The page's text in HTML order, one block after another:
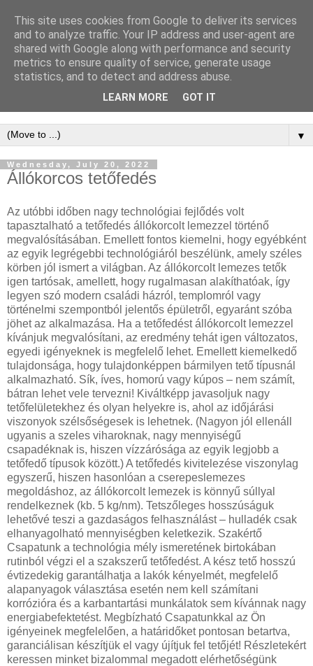
WordPress
Keresőoptimalizálás -
WordPress SEO
▼
Wednesday, July 20, 2022
Állókorcos tetőfedés
Az utóbbi időben nagy technológiai fejlődés volt
tapasztalható a tetőfedés állókorcolt lemezzel történő
megvalósításában. Emellett fontos kiemelni, hogy egyébként
az egyik legrégebbi technológiáról beszélünk, amely széles
körben jól ismert a világban. Az állókorcolt lemezes tetők
igen tartósak, amellett, hogy rugalmasan alakíthatóak, így
legyen szó modern családi házról, templomról vagy
történelmi szempontból jelentős épületről, egyaránt szóba
jöhet az alkalmazása. Ha a tetőfedést állókorcolt lemezzel
kívánjuk megvalósítani, az eredmény tehát igen változatos,
egyedi igényeknek is megfelelő lehet. Emellett kiemelkedő
tulajdonsága, hogy tulajdonképpen bármilyen tető típusnál
alkalmazható. Sík, íves, homorú vagy kúpos – nem számít,
bátran lehet vele tervezni! Kiváltképp javasoljuk nagy
tetőfelületekhez és olyan helyekre is, ahol az időjárási
viszonyok szélsőségesek is lehetnek. (Nagyon jól ellenáll
ugyanis a szeles viharoknak, nagy mennyiségű
csapadéknak is, hiszen vízzárósága az egyik legjobb a
tetőfedő típusok között.) A tetőfedés kivitelezése viszonylag
egyszerű, hiszen hasonlóan a cserepeslemezes
megoldáshoz, az állókorcolt lemezek is könnyű súllyal
rendelkeznek (kb. 5 kg/nm). Tetszőleges hosszúságuk
lehetővé teszi a gazdaságos felhasználást – hulladék csak
elhanyagolható mennyiségben keletkezik. Szakértő
Csapatunk a technológia mély ismeretének birtokában
rutinból végzi el a szakszerű tetőfedést. A kész tető hosszú
évtizedekig garantálhatja a lakók kényelmét, megfelelő
alapanyagok választása esetén nem kell számítani
korrózióra és a karbantartási munkálatok sem kívánnak nagy
energiabefektetést. Megbízható Csapatunkkal az Ön
igényeinek megfelelően, a határidőket pontosan betartva,
garanciálisan készítjük el vagy újítjuk fel tetőjét! Részletekért
keressen minket bizalommal megadott elérhetőségünk
This site uses cookies from Google to deliver its services
and to analyze traffic. Your IP address and user-agent are
shared with Google along with performance and security
metrics to ensure quality of service, generate usage
statistics, and to detect and address abuse.
LEARN MORE GOT IT